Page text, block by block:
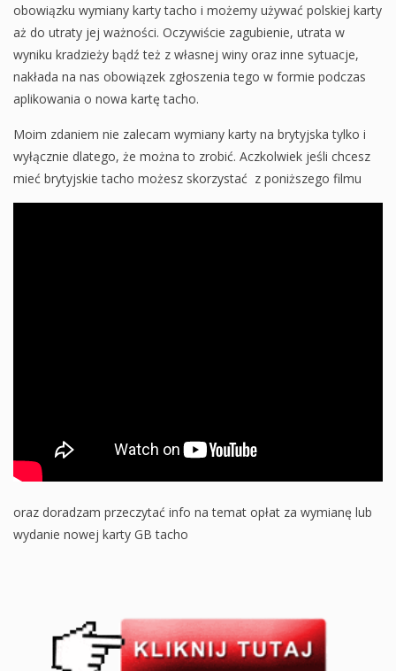
obowiązku wymiany karty tacho i możemy używać polskiej karty
aż do utraty jej ważności. Oczywiście zagubienie, utrata w
wyniku kradzieży bądź też z własnej winy oraz inne sytuacje,
nakłada na nas obowiązek zgłoszenia tego w formie podczas
aplikowania o nowa kartę tacho.
Moim zdaniem nie zalecam wymiany karty na brytyjska tylko i
wyłącznie dlatego, że można to zrobić. Aczkolwiek jeśli chcesz
mieć brytyjskie tacho możesz skorzystać z poniższego filmu
oraz doradzam przeczytać info na temat opłat za wymianę lub
wydanie nowej karty GB tacho